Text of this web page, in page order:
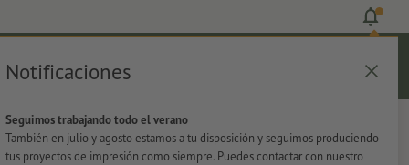
Notificaciones
Seguimos trabajando todo el verano
También en julio y agosto estamos a tu disposición y seguimos produciendo
tus proyectos de impresión como siempre. Puedes contactar con nuestro
Cesta
Oficina Adhesivos